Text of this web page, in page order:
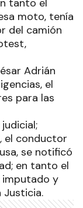
tanto el
moto, tenía
del camión
Adrián
el
para las
el conductor
se notificó
en tanto el
y
Justicia.